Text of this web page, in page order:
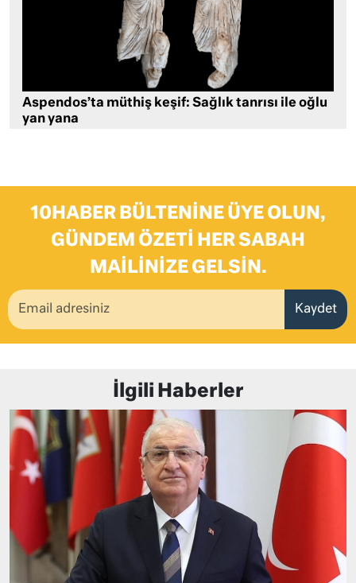
Aspendos’ta müthiş keşif: Sağlık tanrısı ile oğlu
yan yana
10HABER BÜLTENINE ÜYE OLUN,
GÜNDEM ÖZETI HER SABAH
MAILINIZE GELSIN.
Kaydet
İlgili Haberler